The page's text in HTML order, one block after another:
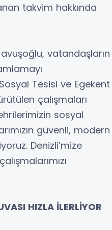
takvim hakkında
vatandaşların
Tesisi ve Egekent
çalışmaları
sosyal
güvenli, modern
Denizli’mize
HIZLA İLERLİYOR